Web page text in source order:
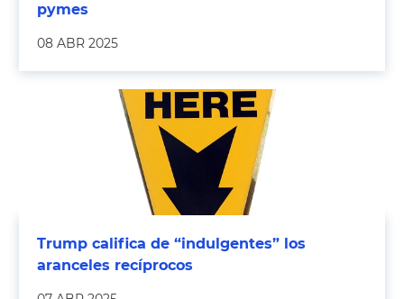
pymes
08 ABR 2025
Trump califica de “indulgentes” los
aranceles recíprocos